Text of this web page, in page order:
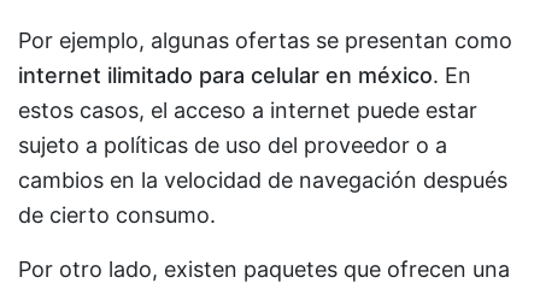
Por ejemplo, algunas ofertas se presentan como
internet ilimitado para celular en méxico. En
estos casos, el acceso a internet puede estar
sujeto a políticas de uso del proveedor o a
cambios en la velocidad de navegación después
de cierto consumo.
Por otro lado, existen paquetes que ofrecen una